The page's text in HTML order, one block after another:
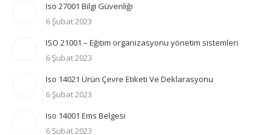
Iso 27001 Bilgi Güvenliği
6 Şubat 2023
ISO 21001 – Eğitim organizasyonu yönetim sistemleri
6 Şubat 2023
Iso 14021 Ürün Çevre Etiketi Ve Deklarasyonu
6 Şubat 2023
Iso 14001 Ems Belgesi
6 Şubat 2023